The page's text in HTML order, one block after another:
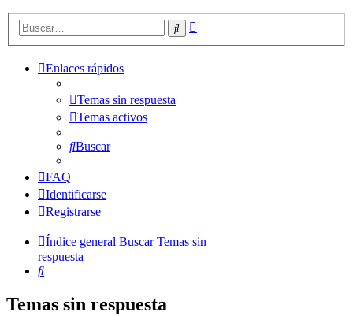
Buscar
Enlaces rápidos
Temas sin respuesta
Temas activos
Buscar
FAQ
Identificarse
Registrarse
Índice general Buscar Temas sin
respuesta
Buscar
Temas sin respuesta